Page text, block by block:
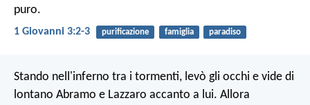
puro.
1 Giovanni 3:2-3 purificazione famiglia paradiso
Stando nell'inferno tra i tormenti, levò gli occhi e vide di
lontano Abramo e Lazzaro accanto a lui. Allora